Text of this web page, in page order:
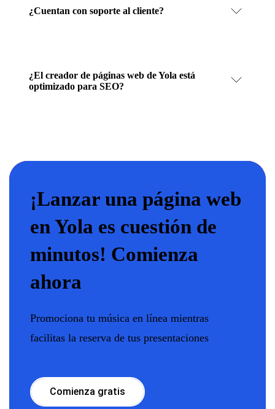
¿Cuentan con soporte al cliente?
¿El creador de páginas web de Yola está
optimizado para SEO?
¡Lanzar una página web
en Yola es cuestión de
minutos! Comienza
ahora
Promociona tu música en línea mientras
facilitas la reserva de tus presentaciones
Comienza gratis